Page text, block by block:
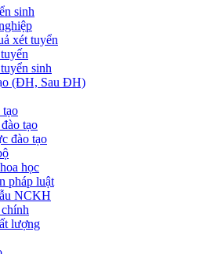
sinh
xét tuyển
sinh
(ĐH, Sau ĐH)
tạo
tạo
đào tạo
học
pháp luật
NCKH
lượng